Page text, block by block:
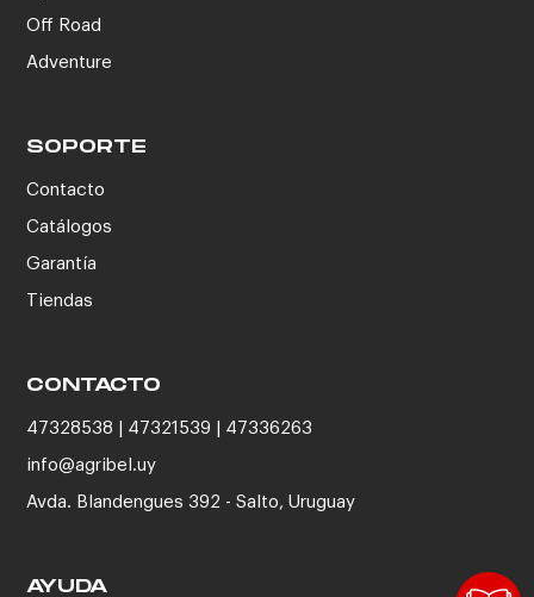
Off Road
Adventure
SOPORTE
Contacto
Catálogos
Garantía
Tiendas
CONTACTO
47328538 | 47321539 | 47336263
info@agribel.uy
Avda. Blandengues 392 - Salto, Uruguay
AYUDA